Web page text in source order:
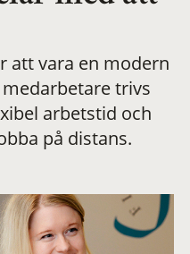
att vara en modern
trivs
arbetstid och
på distans.